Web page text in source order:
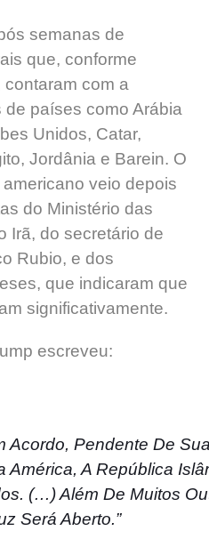
semanas de
que, conforme
contaram com a
países como Arábia
Unidos, Catar,
Jordânia e Barein. O
veio depois
do Ministério das
Irã, do secretário de
Rubio, e dos
que indicaram que
significativamente.
escreveu:
Acordo, Pendente De
América, A República
(…) Além De Muitos
Será Aberto.”